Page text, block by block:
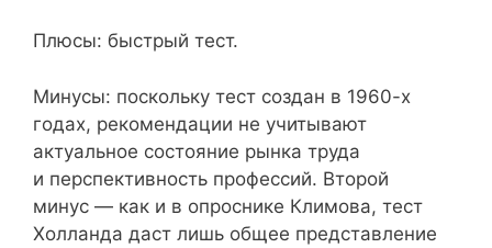
Плюсы: быстрый тест.
Минусы: поскольку тест создан в 1960-х
годах, рекомендации не учитывают
актуальное состояние рынка труда
и перспективность профессий. Второй
минус — как и в опроснике Климова, тест
Холланда даст лишь общее представление